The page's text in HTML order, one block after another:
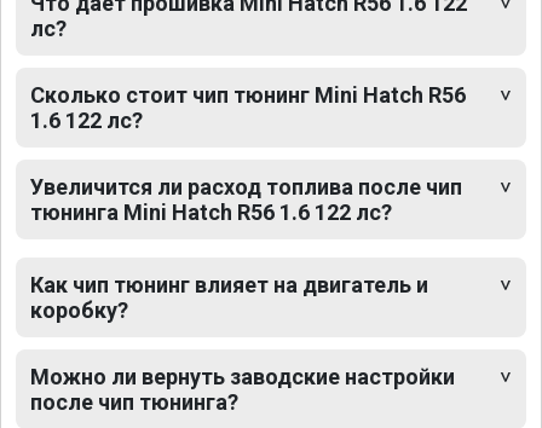
лс?
Сколько стоит чип тюнинг Mini Hatch R56
1.6 122 лс?
Увеличится ли расход топлива после чип
тюнинга Mini Hatch R56 1.6 122 лс?
Как чип тюнинг влияет на двигатель и
коробку?
Можно ли вернуть заводские настройки
после чип тюнинга?